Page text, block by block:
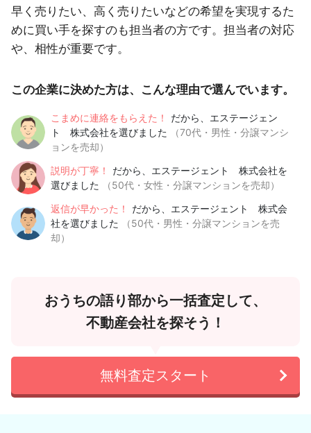
早く売りたい、高く売りたいなどの希望を実現するた
めに買い手を探すのも担当者の方です。担当者の対応
や、相性が重要です。
この企業に決めた方は、こんな理由で選んでいます。
こまめに連絡をもらえた！
だから、エステージェン
ト 株式会社を選びました
（70代・男性・分譲マンシ
ョンを売却）
説明が丁寧！
だから、エステージェント 株式会社を
選びました
（50代・女性・分譲マンションを売却）
返信が早かった！
だから、エステージェント 株式会
社を選びました
（50代・男性・分譲マンションを売
却）
おうちの語り部から一括査定して、
不動産会社を探そう！
無料査定スタート